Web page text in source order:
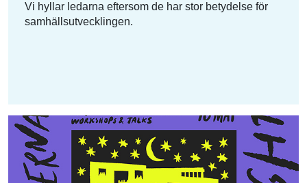
Vi hyllar ledarna eftersom de har stor betydelse för
samhällsutvecklingen.